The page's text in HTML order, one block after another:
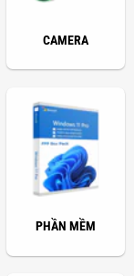
CAMERA
PHẦN MỀM